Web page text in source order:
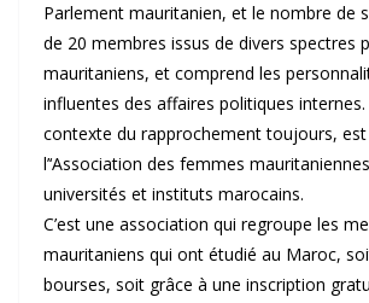
Parlement mauritanien, et le nombre de
de 20 membres issus de divers spectres
mauritaniens, et comprend les
influentes des affaires politiques internes.
contexte du rapprochement toujours, est
l’‘Association des femmes
universités et instituts marocains.
C’est une association qui regroupe les
mauritaniens qui ont étudié au Maroc,
bourses, soit grâce à une inscription